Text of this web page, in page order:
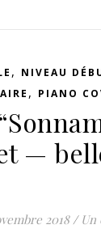
, NIVEAU
, PIANO
—
2018 / Un